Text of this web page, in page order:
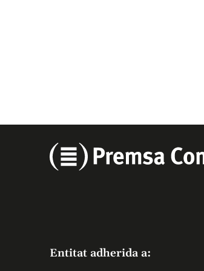
Entitat adherida a: